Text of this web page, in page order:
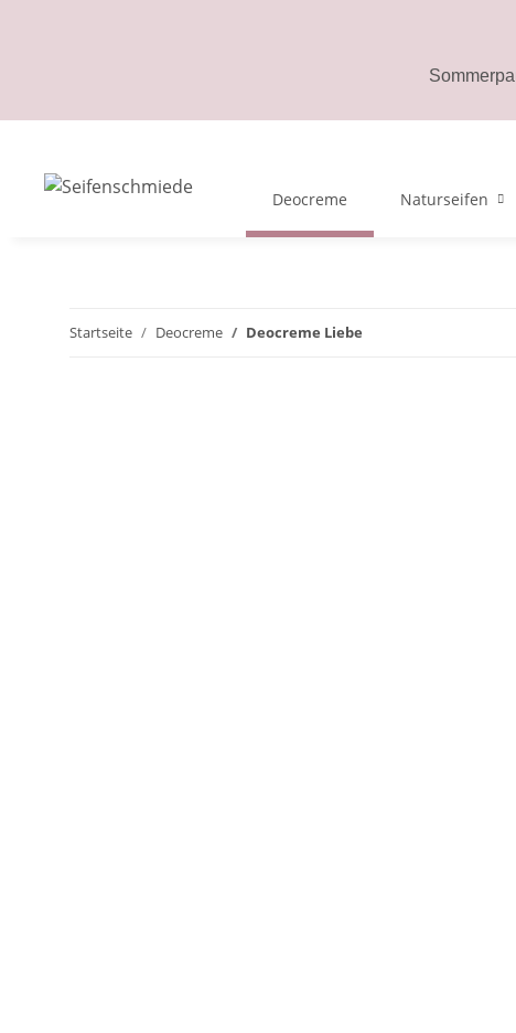
Deocreme Naturseifen
Startseite Deocreme Deocreme Liebe